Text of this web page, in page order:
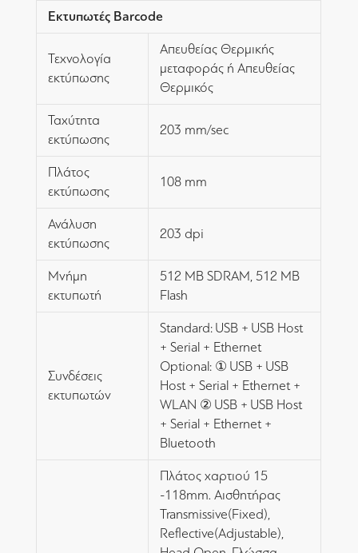
Εκτυπωτές Barcode
Τεχνολογία
εκτύπωσης
Απευθείας Θερμικής
μεταφοράς ή Απευθείας
Θερμικός
Ταχύτητα
εκτύπωσης
203 mm/sec
Πλάτος
εκτύπωσης
108 mm
Ανάλυση
εκτύπωσης
203 dpi
Μνήμη
εκτυπωτή
512 MB SDRAM, 512 MB
Flash
Συνδέσεις
εκτυπωτών
Standard: USB + USB Host
+ Serial + Ethernet
Optional: ① USB + USB
Host + Serial + Ethernet +
WLAN ② USB + USB Host
+ Serial + Ethernet +
Bluetooth
Πλάτος χαρτιού 15
-118mm. Αισθητήρας
Transmissive(Fixed),
Reflective(Adjustable),